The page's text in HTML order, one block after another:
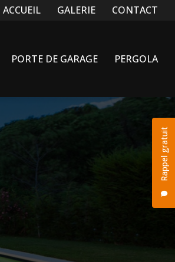
Navigation secondaire
ACCUEIL GALERIE CONTACT
Rappel gratuit
PORTE DE GARAGE PERGOLA